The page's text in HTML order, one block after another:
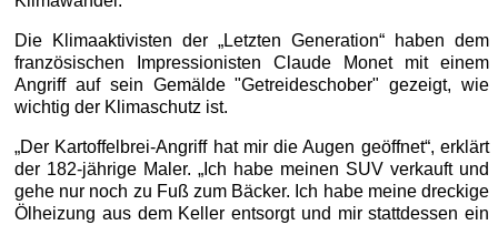
Die Klimaaktivisten der „Letzten Generation“ haben dem
französischen Impressionisten Claude Monet mit einem
Angriff auf sein Gemälde "Getreideschober" gezeigt, wie
wichtig der Klimaschutz ist.
„Der Kartoffelbrei-Angriff hat mir die Augen geöffnet“, erklärt
der 182-jährige Maler. „Ich habe meinen SUV verkauft und
gehe nur noch zu Fuß zum Bäcker. Ich habe meine dreckige
Ölheizung aus dem Keller entsorgt und mir stattdessen ein